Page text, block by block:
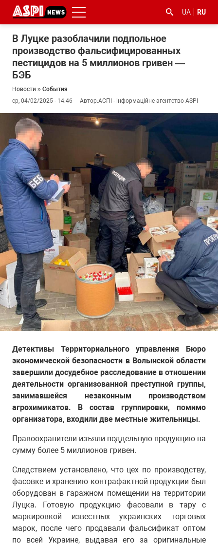
UA RU
В Луцке разоблачили подпольное
производство фальсифицированных
пестицидов на 5 миллионов гривен —
БЭБ
Новости » События
ср, 04/02/2025 - 14:46
Автор:АСПІ - інформаційне агентство ASPI
Детективы Территориального управления Бюро
экономической безопасности в Волынской области
завершили досудебное расследование в отношении
деятельности организованной преступной группы,
занимавшейся незаконным производством
агрохимикатов. В состав группировки, помимо
организатора, входили две местные жительницы.
Правоохранители изъяли поддельную продукцию на
сумму более 5 миллионов гривен.
Следствием установлено, что цех по производству,
фасовке и хранению контрафактной продукции был
оборудован в гаражном помещении на территории
Луцка. Готовую продукцию фасовали в тару с
маркировкой известных украинских торговых
марок, после чего продавали фальсификат оптом
по всей Украине, выдавая его за оригинальные
з
корупцією